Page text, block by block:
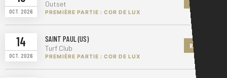
OCT. 2026
Outset
PREMIÈRE PARTIE : COR DE LUX
14
OCT. 2026
SAINT PAUL (US)
Turf Club
PREMIÈRE PARTIE : COR DE LUX
RÉSERVER